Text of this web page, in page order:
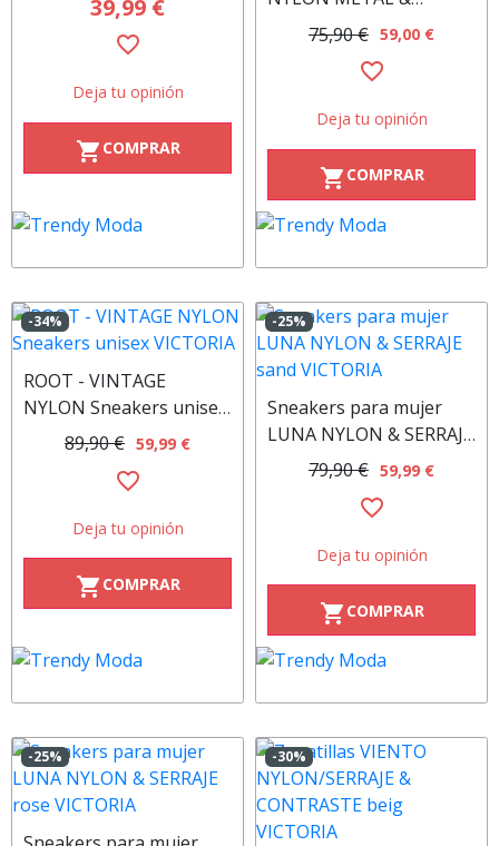
39,99 €
favorite_border
Deja tu opinión
shopping_cart COMPRAR
SERRAJE VICTORIA
75,90 € 59,00 €
favorite_border
Deja tu opinión
shopping_cart COMPRAR
ROOT - VINTAGE
NYLON Sneakers unisex
VICTORIA
-34%
89,90 € 59,99 €
favorite_border
Deja tu opinión
shopping_cart COMPRAR
Sneakers para mujer
LUNA NYLON & SERRAJE
sand VICTORIA
-25%
79,90 € 59,99 €
favorite_border
Deja tu opinión
shopping_cart COMPRAR
-25% -30%